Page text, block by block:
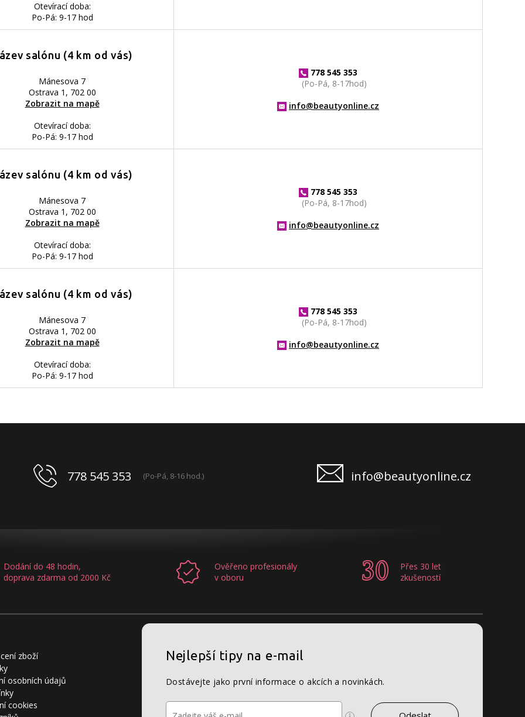
Otevírací doba:
Po-Pá: 9-17 hod
salónu (4 km od vás)
Mánesova 7
Ostrava 1, 702 00
Zobrazit na mapě
Otevírací doba:
Po-Pá: 9-17 hod
778 545 353
(Po-Pá, 8-17hod)
info@beautyonline.cz
salónu (4 km od vás)
Mánesova 7
Ostrava 1, 702 00
Zobrazit na mapě
Otevírací doba:
Po-Pá: 9-17 hod
778 545 353
(Po-Pá, 8-17hod)
info@beautyonline.cz
salónu (4 km od vás)
Mánesova 7
Ostrava 1, 702 00
Zobrazit na mapě
Otevírací doba:
Po-Pá: 9-17 hod
778 545 353
(Po-Pá, 8-17hod)
info@beautyonline.cz
778 545 353 (Po-Pá, 8-16 hod.) info@beautyonline.cz
Dodání do 48 hodin,
doprava zdarma od 2000 Kč
Ověřeno profesionály
v oboru
Přes 30 let
zkušeností
zboží
osobních údajů
cookies
Nejlepší tipy na e-mail
Dostávejte jako první informace o akcích a novinkách.